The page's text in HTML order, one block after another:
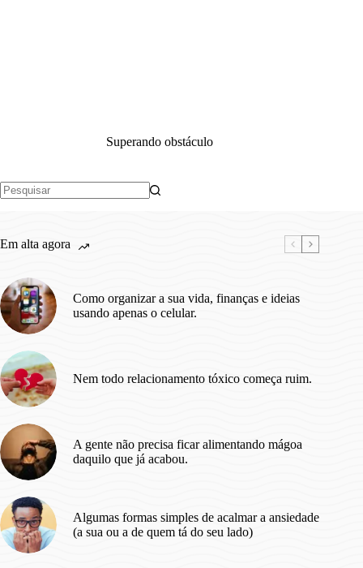
Superando obstáculo
Em alta agora
Como organizar a sua vida, finanças e ideias
usando apenas o celular.
Nem todo relacionamento tóxico começa ruim.
A gente não precisa ficar alimentando mágoa
daquilo que já acabou.
Algumas formas simples de acalmar a ansiedade
(a sua ou a de quem tá do seu lado)